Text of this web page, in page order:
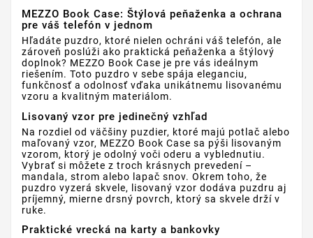
MEZZO Book Case: Štýlová peňaženka a ochrana
pre váš telefón v jednom
Hľadáte puzdro, ktoré nielen ochráni váš telefón, ale
zároveň poslúži ako praktická peňaženka a štýlový
doplnok? MEZZO Book Case je pre vás ideálnym
riešením. Toto puzdro v sebe spája eleganciu,
funkčnosť a odolnosť vďaka unikátnemu lisovanému
vzoru a kvalitným materiálom.
Lisovaný vzor pre jedinečný vzhľad
Na rozdiel od väčšiny puzdier, ktoré majú potlač alebo
maľovaný vzor, MEZZO Book Case sa pýši lisovaným
vzorom, ktorý je odolný voči oderu a vyblednutiu.
Vybrať si môžete z troch krásnych prevedení –
mandala, strom alebo lapač snov. Okrem toho, že
puzdro vyzerá skvele, lisovaný vzor dodáva puzdru aj
príjemný, mierne drsný povrch, ktorý sa skvele drží v
ruke.
Praktické vrecká na karty a bankovky